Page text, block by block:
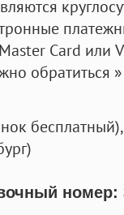
Card или
обратиться
бесплатный),
номер: